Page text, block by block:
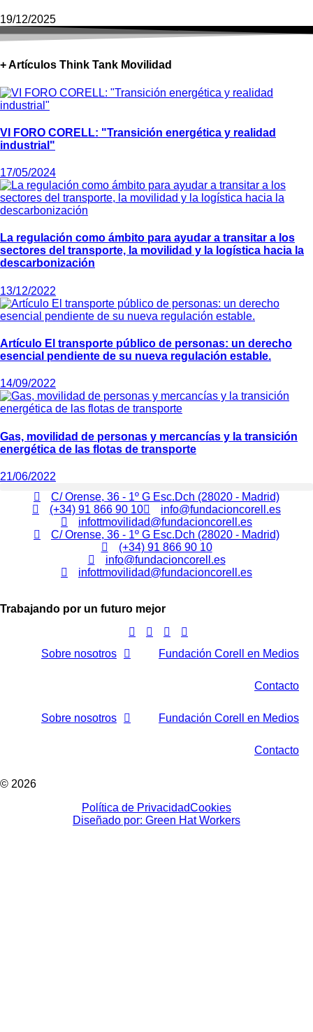
19/12/2025
+ Artículos Think Tank Movilidad
VI FORO CORELL: "Transición energética y realidad
industrial"
17/05/2024
La regulación como ámbito para ayudar a transitar a los
sectores del transporte, la movilidad y la logística hacia la
descarbonización
13/12/2022
Artículo El transporte público de personas: un derecho
esencial pendiente de su nueva regulación estable.
14/09/2022
Gas, movilidad de personas y mercancías y la transición
energética de las flotas de transporte
21/06/2022
C/ Orense, 36 - 1º G Esc.Dch (28020 - Madrid)
(+34) 91 866 90 10
info@fundacioncorell.es
infottmovilidad@fundacioncorell.es
C/ Orense, 36 - 1º G Esc.Dch (28020 - Madrid)
(+34) 91 866 90 10
info@fundacioncorell.es
infottmovilidad@fundacioncorell.es
Trabajando por un futuro mejor
Sobre nosotros Fundación Corell en Medios
Contacto
Sobre nosotros Fundación Corell en Medios
Contacto
© 2026
Política de PrivacidadCookies
Diseñado por: Green Hat Workers